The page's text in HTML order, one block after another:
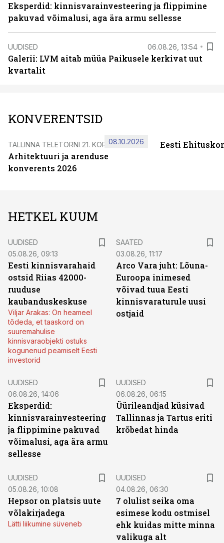
Eksperdid: kinnisvarainvesteering ja flippimine
pakuvad võimalusi, aga ära armu sellesse
UUDISED 06.08.26, 13:54
Galerii: LVM aitab müüa Paikusele kerkivat uut
kvartalit
KONVERENTSID
TALLINNA TELETORNI 21. KORRUSEL
Arhitektuuri ja arenduse
konverents 2026
08.10.2026 Eesti
HETKEL KUUM
UUDISED
05.08.26, 09:13
Eesti kinnisvarahaid
ostsid Riias 42000-
ruuduse
kaubanduskeskuse
Viljar Arakas: On heameel
tõdeda, et taaskord on
suuremahulise
kinnisvaraobjekti ostuks
kogunenud peamiselt Eesti
investorid
SAATED
03.08.26, 11:17
Arco Vara juht: Lõuna-
Euroopa inimesed
võivad tuua Eesti
kinnisvaraturule uusi
ostjaid
UUDISED
06.08.26, 14:06
Eksperdid:
kinnisvarainvesteering
ja flippimine pakuvad
võimalusi, aga ära armu
sellesse
UUDISED
06.08.26, 06:15
Üürileandjad küsivad
Tallinnas ja Tartus eriti
krõbedat hinda
UUDISED
05.08.26, 10:08
Hepsor on platsis uute
võlakirjadega
Lätti liikumine süveneb
UUDISED
04.08.26, 06:30
7 olulist seika oma
esimese kodu ostmisel
ehk kuidas mitte minna
valikuga alt